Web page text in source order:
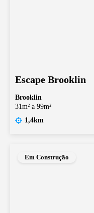
Escape Brooklin
Brooklin
31m² a 99m²
1,4km
Em Construção